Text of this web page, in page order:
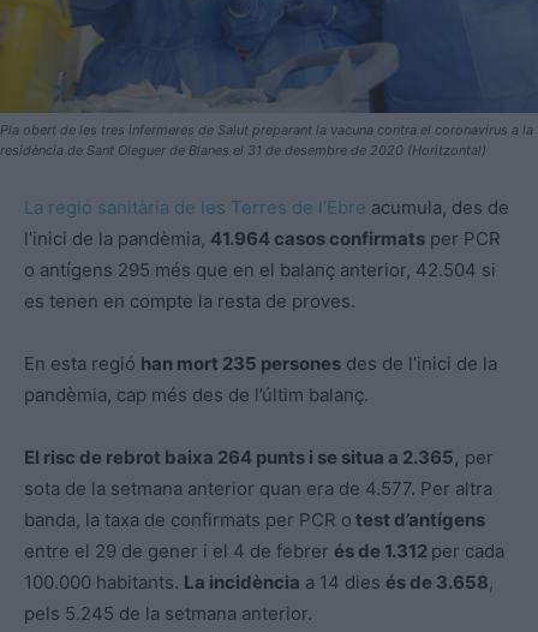
Pla obert de les tres infermeres de Salut preparant la vacuna contra el coronavirus a la
residència de Sant Oleguer de Blanes el 31 de desembre de 2020 (Horitzontal)
La regió sanitària de les Terres de l’Ebre acumula, des de
l’inici de la pandèmia, 41.964 casos confirmats per PCR
o antígens 295 més que en el balanç anterior, 42.504 si
es tenen en compte la resta de proves.
En esta regió han mort 235 persones des de l’inici de la
pandèmia, cap més des de l’últim balanç.
El risc de rebrot baixa 264 punts i se situa a 2.365, per
sota de la setmana anterior quan era de 4.577. Per altra
banda, la taxa de confirmats per PCR o test d’antígens
entre el 29 de gener i el 4 de febrer és de 1.312 per cada
100.000 habitants. La incidència a 14 dies és de 3.658,
pels 5.245 de la setmana anterior.